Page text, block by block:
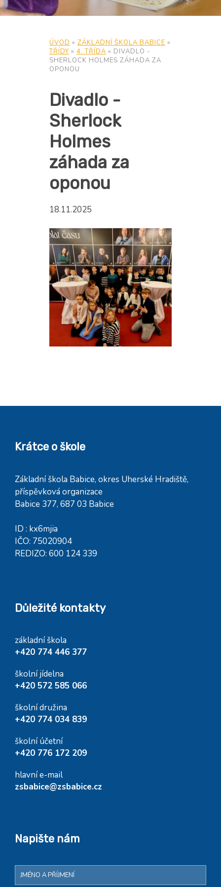
ÚVOD » ZÁKLADNÍ ŠKOLA BABICE »
TŘÍDY » 4. TŘÍDA » DIVADLO -
SHERLOCK HOLMES ZÁHADA ZA
OPONOU
Divadlo -
Sherlock
Holmes
záhada za
oponou
18.11.2025
Krátce o škole
Základní škola Babice, okres Uherské Hradiště,
příspěvková organizace
Babice 377, 687 03 Babice
ID : kx6mjia
IČO: 75020904
REDIZO: 600 124 339
Důležité kontakty
základní škola
+420 774 446 377
školní jídelna
+420 572 585 066
školní družina
+420 774 034 839
školní účetní
+420 776 172 209
hlavní e-mail
zsbabice@zsbabice.cz
Napište nám